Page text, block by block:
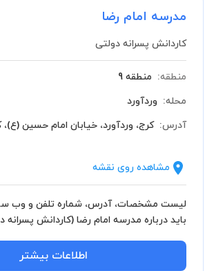
مدرسه امام رضا
کاردانش پسرانه دولتی
منطقه: منطقه 9
محله: وردآورد
آدرس: کرج، وردآورد، خیابان امام حسین
مشاهده روی نقشه
لیست مشخصات، آدرس، شماره تلفن و وب
باید درباره مدرسه امام رضا (کاردانش پسرانه
اطلاعات بیشتر